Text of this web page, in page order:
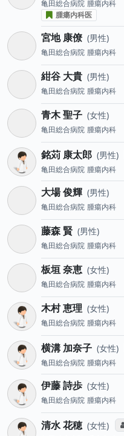
亀田総合病院 腫瘍内科
腫瘍内科医
宮地 康僚 男性
亀田総合病院 腫瘍内科
紺谷 大貴 男性
亀田総合病院 腫瘍内科
青木 聖子 女性
亀田総合病院 腫瘍内科
銘苅 康太郎 男性
亀田総合病院 腫瘍内科
大場 俊輝 男性
亀田総合病院 腫瘍内科
藤森 賢 男性
亀田総合病院 腫瘍内科
板垣 奈恵 女性
亀田総合病院 腫瘍内科
木村 恵理 女性
亀田総合病院 腫瘍内科
横溝 加奈子 女性
亀田総合病院 腫瘍内科
伊藤 詩歩 女性
亀田総合病院 腫瘍内科
清水 花穂 女性